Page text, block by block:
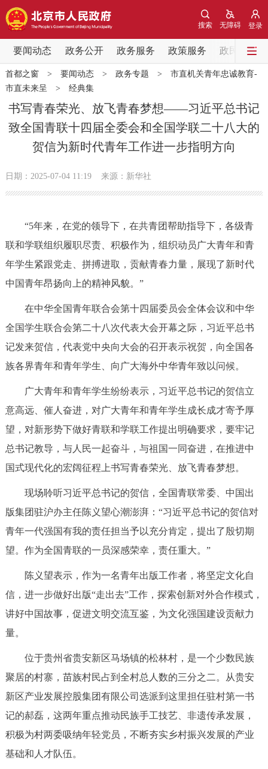
登录
无障碍
搜索
要闻动态 政务公开 政务服务 政策服务 政民互动
要闻动态
党中央精神 国务院信息 中央部委动态
北京要闻 会议信息 部门动态
各区热点
政务公开
政策兑现 政策解读 回应关切
决策公开 专题公开
政务服务
个人服务 法人服务 部门服务
中介服务 阳光政务
政民互动
12345网上接诉即办 我要建议
参与调查 在线访谈 图说互动
北京概况 十六区概览 人文北京
绿色北京 图说北京 视频北京
多语种
DEUTSCH
ESPAÑOL العربية PORTUGUÊS
首都之窗> 要闻动态> 政务专题 > 市直机关青年忠诚教育-
市直未来呈 > 经典集
书写青春荣光、放飞青春梦想——习近平总书记
致全国青联十四届全委会和全国学联二十八大的
贺信为新时代青年工作进一步指明方向
日期：2025-07-04 11:19 来源：新华社
“5年来，在党的领导下，在共青团帮助指导下，各级青
联和学联组织履职尽责、积极作为，组织动员广大青年和青
年学生紧跟党走、拼搏进取，贡献青春力量，展现了新时代
中国青年昂扬向上的精神风貌。”
在中华全国青年联合会第十四届委员会全体会议和中华
全国学生联合会第二十八次代表大会开幕之际，习近平总书
记发来贺信，代表党中央向大会的召开表示祝贺，向全国各
族各界青年和青年学生、向广大海外中华青年致以问候。
广大青年和青年学生纷纷表示，习近平总书记的贺信立
意高远、催人奋进，对广大青年和青年学生成长成才寄予厚
望，对新形势下做好青联和学联工作提出明确要求，要牢记
总书记教导，与人民一起奋斗，与祖国一同奋进，在推进中
国式现代化的宏阔征程上书写青春荣光、放飞青春梦想。
现场聆听习近平总书记的贺信，全国青联常委、中国出
版集团驻沪办主任陈义望心潮澎湃：“习近平总书记的贺信对
青年一代强国有我的责任担当予以充分肯定，提出了殷切期
望。作为全国青联的一员深感荣幸，责任重大。”
陈义望表示，作为一名青年出版工作者，将坚定文化自
信，进一步做好出版“走出去”工作，探索创新对外合作模式，
讲好中国故事，促进文明交流互鉴，为文化强国建设贡献力
量。
位于贵州省贵安新区马场镇的松林村，是一个少数民族
聚居的村寨，苗族村民占到全村总人数的三分之二。从贵安
新区产业发展控股集团有限公司选派到这里担任驻村第一书
记的郝磊，这两年重点推动民族手工技艺、非遗传承发展，
积极为村两委吸纳年轻党员，不断夯实乡村振兴发展的产业
基础和人才队伍。